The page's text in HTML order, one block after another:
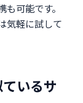
可能です。
気軽に試して
いるサ